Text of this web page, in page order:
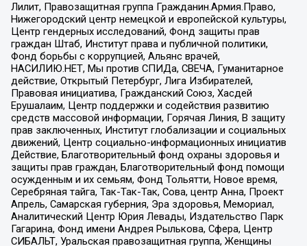
Лилит, Правозащитная группа Гражданин.Армия.Право,
Нижегородский центр немецкой и европейской культуры,
Центр гендерных исследований, Фонд защиты прав
граждан Штаб, Институт права и публичной политики,
Фонд борьбы с коррупцией, Альянс врачей,
НАСИЛИЮ.НЕТ, Мы против СПИДа, СВЕЧА, Гуманитарное
действие, Открытый Петербург, Лига Избирателей,
Правовая инициатива, Гражданский Союз, Хасдей
Ерушалаим, Центр поддержки и содействия развитию
средств массовой информации, Горячая Линия, В защиту
прав заключенных, Институт глобализации и социальных
движений, Центр социально-информационных инициатив
Действие, Благотворительный фонд охраны здоровья и
защиты прав граждан, Благотворительный фонд помощи
осужденным и их семьям, Фонд Тольятти, Новое время,
Серебряная тайга, Так-Так-Так, Сова, центр Анна, Проект
Апрель, Самарская губерния, Эра здоровья, Мемориал,
Аналитический Центр Юрия Левады, Издательство Парк
Гагарина, Фонд имени Андрея Рылькова, Сфера, Центр
СИБАЛЬТ, Уральская правозащитная группа, Женщины